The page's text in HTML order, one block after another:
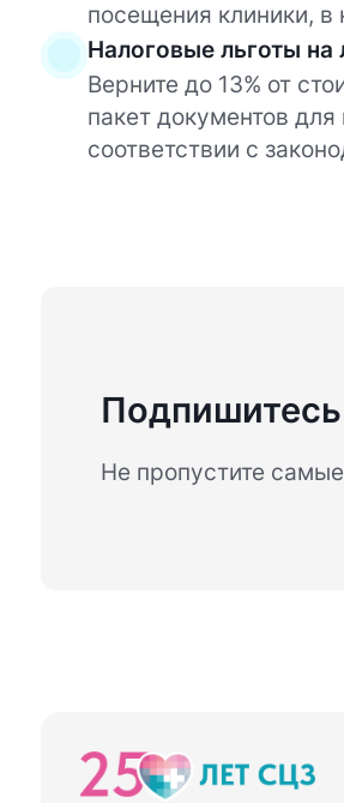
посещения клиники, в
Налоговые льготы на
Верните до 13% от
пакет документов
соответствии с
Не пропустите